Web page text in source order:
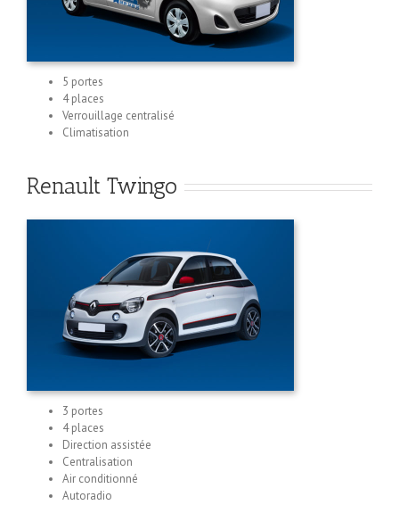
5 portes
4 places
Verrouillage centralisé
Climatisation
Renault Twingo
3 portes
4 places
Direction assistée
Centralisation
Air conditionné
Autoradio